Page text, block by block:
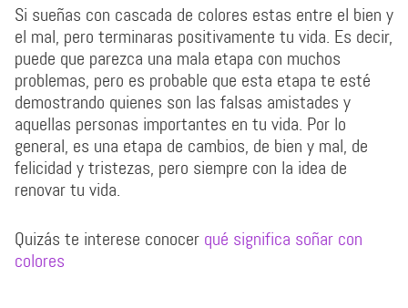
Si sueñas con cascada de colores estas entre el bien y
el mal, pero terminaras positivamente tu vida. Es decir,
puede que parezca una mala etapa con muchos
problemas, pero es probable que esta etapa te esté
demostrando quienes son las falsas amistades y
aquellas personas importantes en tu vida. Por lo
general, es una etapa de cambios, de bien y mal, de
felicidad y tristezas, pero siempre con la idea de
renovar tu vida.
Quizás te interese conocer qué significa soñar con
colores